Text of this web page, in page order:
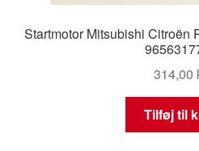
Startmotor Mitsubishi Citroën
314,00
Tilføj til